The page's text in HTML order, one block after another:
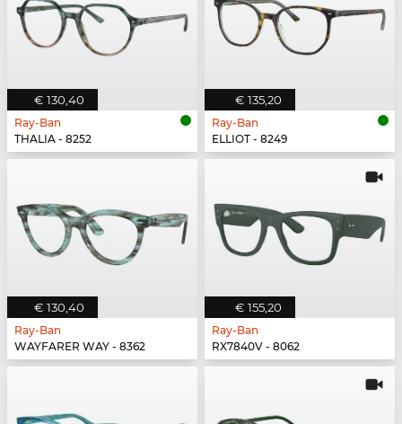
€ 130,40
Ray-Ban
THALIA - 8252
€ 135,20
Ray-Ban
ELLIOT - 8249
€ 130,40
Ray-Ban
WAYFARER WAY - 8362
€ 155,20
Ray-Ban
RX7840V - 8062